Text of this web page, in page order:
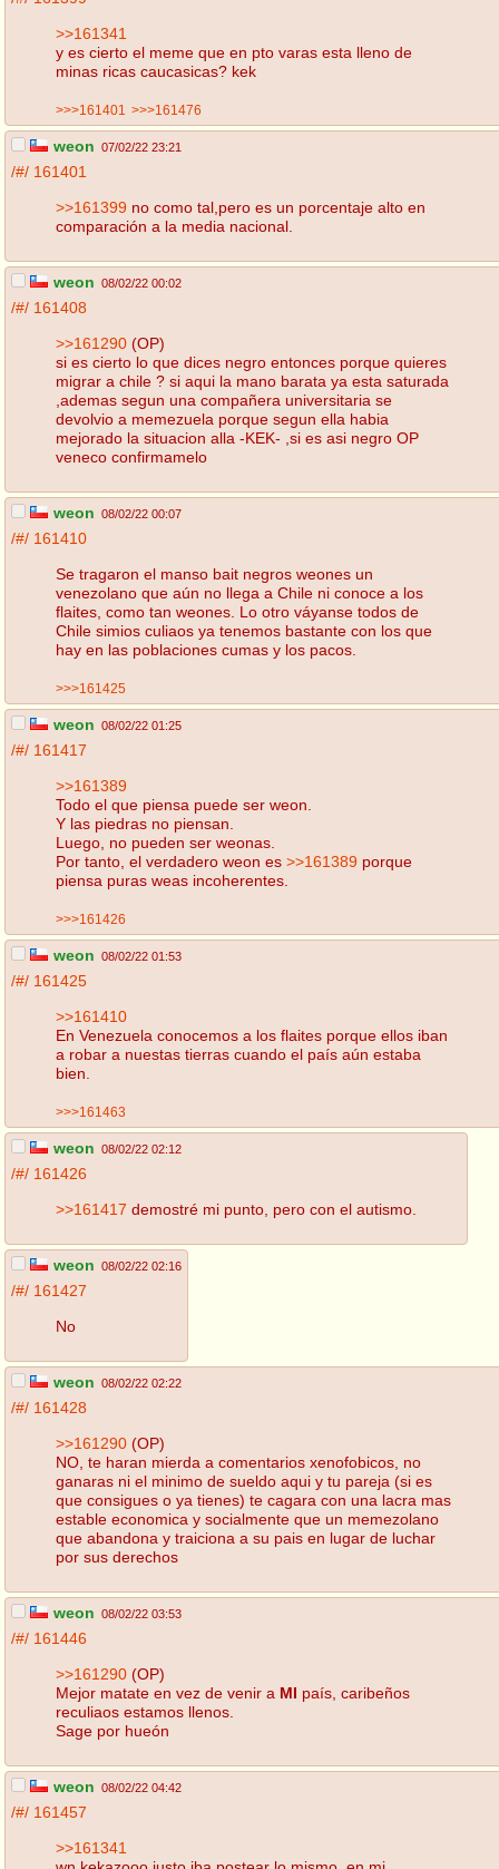
>>161341
y es cierto el meme que en pto varas esta lleno de
minas ricas caucasicas? kek
>>>161401 >>>161476
weon 07/02/22 23:21
/#/ 161401
>>161399 no como tal,pero es un porcentaje alto en
comparación a la media nacional.
weon 08/02/22 00:02
/#/ 161408
>>161290 (OP)
si es cierto lo que dices negro entonces porque quieres
migrar a chile ? si aqui la mano barata ya esta saturada
,ademas segun una compañera universitaria se
devolvio a memezuela porque segun ella habia
mejorado la situacion alla -KEK- ,si es asi negro OP
veneco confirmamelo
weon 08/02/22 00:07
/#/ 161410
Se tragaron el manso bait negros weones un
venezolano que aún no llega a Chile ni conoce a los
flaites, como tan weones. Lo otro váyanse todos de
Chile simios culiaos ya tenemos bastante con los que
hay en las poblaciones cumas y los pacos.
>>>161425
weon 08/02/22 01:25
/#/ 161417
>>161389
Todo el que piensa puede ser weon.
Y las piedras no piensan.
Luego, no pueden ser weonas.
Por tanto, el verdadero weon es >>161389 porque
piensa puras weas incoherentes.
>>>161426
weon 08/02/22 01:53
/#/ 161425
>>161410
En Venezuela conocemos a los flaites porque ellos iban
a robar a nuestas tierras cuando el país aún estaba
bien.
>>>161463
weon 08/02/22 02:12
/#/ 161426
>>161417 demostré mi punto, pero con el autismo.
weon 08/02/22 02:16
/#/ 161427
No
weon 08/02/22 02:22
/#/ 161428
>>161290 (OP)
NO, te haran mierda a comentarios xenofobicos, no
ganaras ni el minimo de sueldo aqui y tu pareja (si es
que consigues o ya tienes) te cagara con una lacra mas
estable economica y socialmente que un memezolano
que abandona y traiciona a su pais en lugar de luchar
por sus derechos
weon 08/02/22 03:53
/#/ 161446
>>161290 (OP)
Mejor matate en vez de venir a MI país, caribeños
reculiaos estamos llenos.
Sage por hueón
weon 08/02/22 04:42
/#/ 161457
>>161341